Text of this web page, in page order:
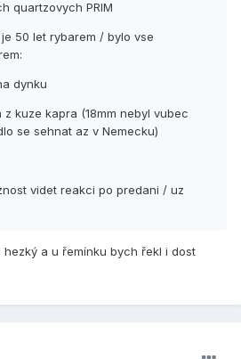
quartzovych PRIM
50 let rybarem / bylo vse
dynku
kuze kapra (18mm nebyl vubec
se sehnat az v Nemecku)
videt reakci po predani / uz
a u řemínku bych řekl i dost